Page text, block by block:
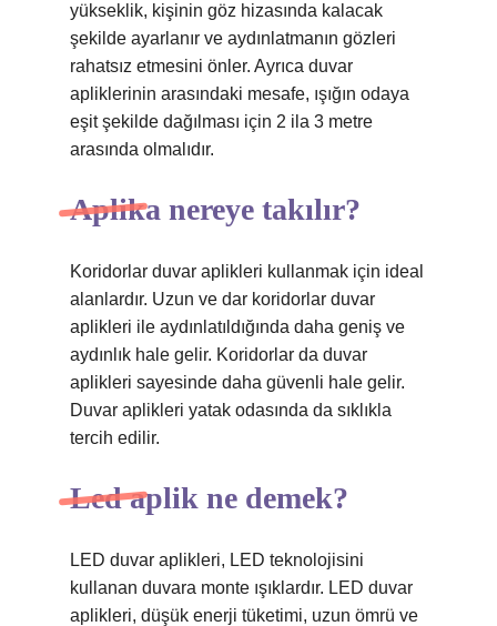
yükseklik, kişinin göz hizasında kalacak
şekilde ayarlanır ve aydınlatmanın gözleri
rahatsız etmesini önler. Ayrıca duvar
apliklerinin arasındaki mesafe, ışığın odaya
eşit şekilde dağılması için 2 ila 3 metre
arasında olmalıdır.
Aplika nereye takılır?
Koridorlar duvar aplikleri kullanmak için ideal
alanlardır. Uzun ve dar koridorlar duvar
aplikleri ile aydınlatıldığında daha geniş ve
aydınlık hale gelir. Koridorlar da duvar
aplikleri sayesinde daha güvenli hale gelir.
Duvar aplikleri yatak odasında da sıklıkla
tercih edilir.
Led aplik ne demek?
LED duvar aplikleri, LED teknolojisini
kullanan duvara monte ışıklardır. LED duvar
aplikleri, düşük enerji tüketimi, uzun ömrü ve